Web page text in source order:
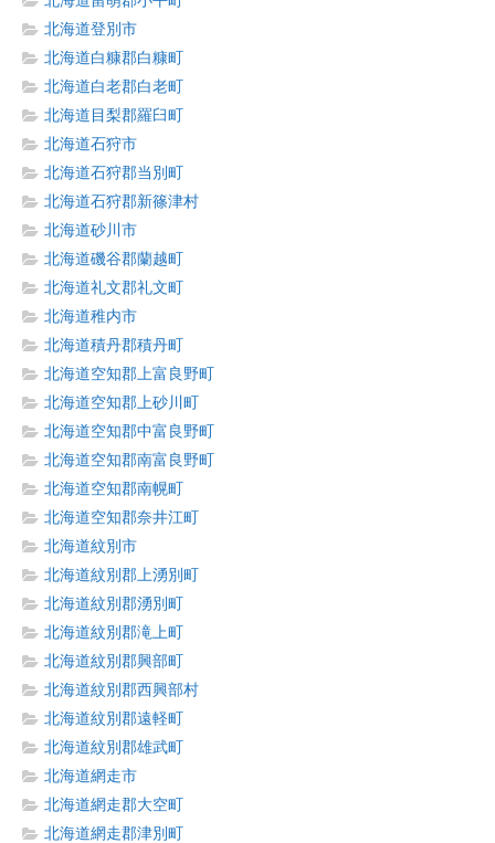
北海道登別市
北海道白糠郡白糠町
北海道白老郡白老町
北海道目梨郡羅臼町
北海道石狩市
北海道石狩郡当別町
北海道石狩郡新篠津村
北海道砂川市
北海道磯谷郡蘭越町
北海道礼文郡礼文町
北海道稚内市
北海道積丹郡積丹町
北海道空知郡上富良野町
北海道空知郡上砂川町
北海道空知郡中富良野町
北海道空知郡南富良野町
北海道空知郡南幌町
北海道空知郡奈井江町
北海道紋別市
北海道紋別郡上湧別町
北海道紋別郡湧別町
北海道紋別郡滝上町
北海道紋別郡興部町
北海道紋別郡西興部村
北海道紋別郡遠軽町
北海道紋別郡雄武町
北海道網走市
北海道網走郡大空町
北海道網走郡津別町